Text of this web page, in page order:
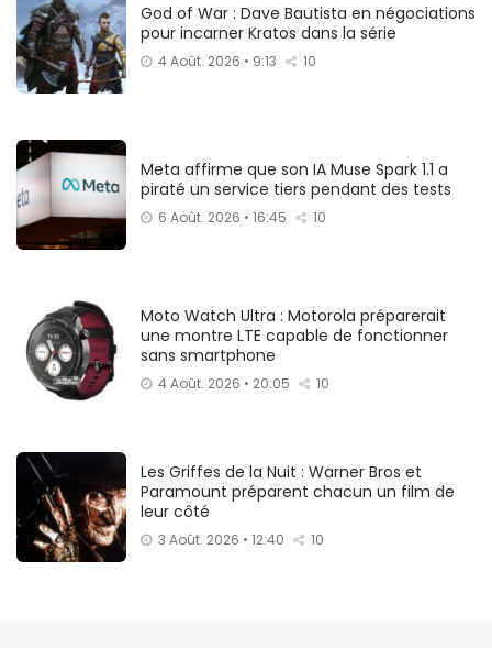
God of War : Dave Bautista en négociations
pour incarner Kratos dans la série
4 Août. 2026 • 9:13 10
Meta affirme que son IA Muse Spark 1.1 a
piraté un service tiers pendant des tests
6 Août. 2026 • 16:45 10
Moto Watch Ultra : Motorola préparerait
une montre LTE capable de fonctionner
sans smartphone
4 Août. 2026 • 20:05 10
Les Griffes de la Nuit : Warner Bros et
Paramount préparent chacun un film de
leur côté
3 Août. 2026 • 12:40 10